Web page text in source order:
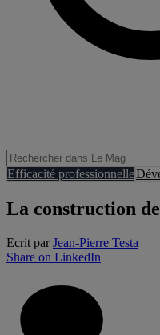
Efficacité professionnelle
La construction
Ecrit parJean-Pierre Testa
Share on LinkedIn